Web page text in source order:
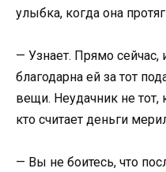
улыбка, когда она
— Узнает. Прямо сейчас,
благодарна ей за тот
вещи. Неудачник не тот,
кто считает деньги
— Вы не боитесь, что